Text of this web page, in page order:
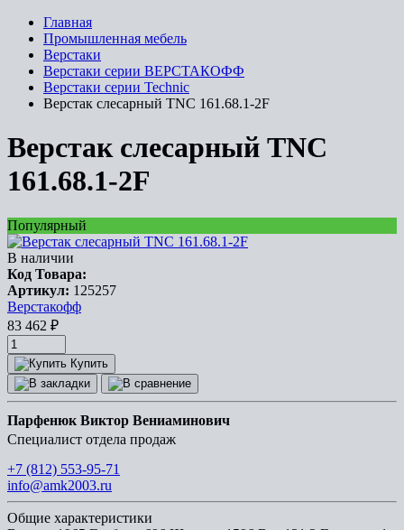
Главная
Промышленная мебель
Верстаки
Верстаки серии ВЕРСТАКОФФ
Верстаки серии Technic
Верстак слесарный TNC 161.68.1-2F
Верстак слесарный TNC
161.68.1-2F
Популярный
В наличии
Код Товара:
Артикул: 125257
Верстакофф
83 462 ₽
Купить
Парфенюк Виктор Вениаминович
Специалист отдела продаж
+7 (812) 553-95-71
info@amk2003.ru
Общие характеристики